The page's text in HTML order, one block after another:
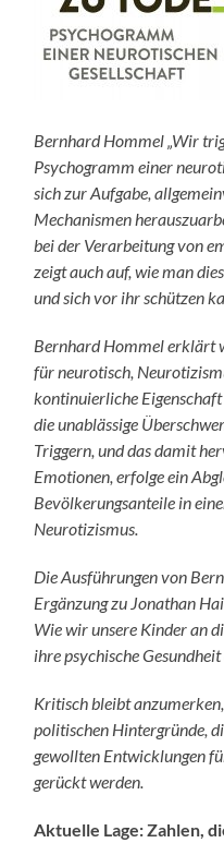
Bernhard Hommel „Wir
Psychogramm einer
sich zur Aufgabe,
Mechanismen
bei der Verarbeitung von
zeigt auch auf, wie man
und sich vor ihr schützen
Bernhard Hommel erklärt
für neurotisch,
kontinuierliche
die unablässige
Triggern, und das damit
Emotionen, erfolge ein
Bevölkerungsanteile in
Neurotizismus.
Die Ausführungen von
Ergänzung zu Jonathan
Wie wir unsere Kinder an
ihre psychische Gesundheit
Kritisch bleibt
politischen Hintergründe,
gewollten Entwicklungen
gerückt werden.
Aktuelle Lage: Zahlen,